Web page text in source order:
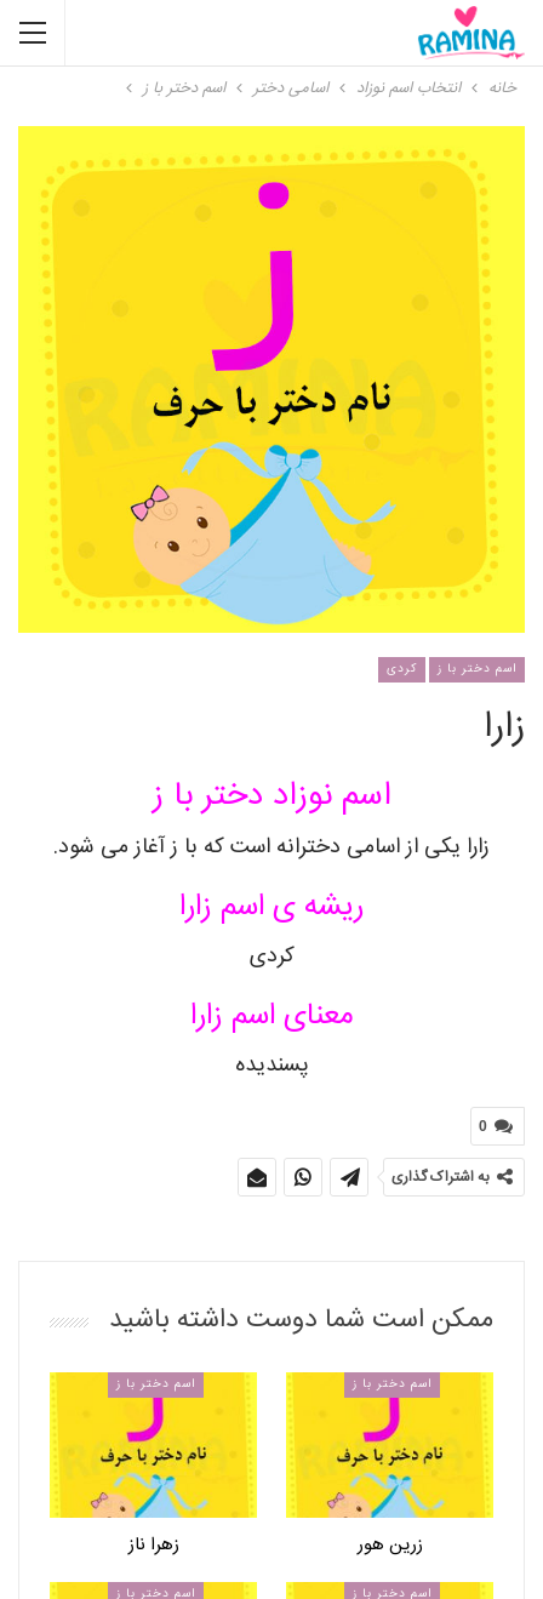
خانه انتخاب اسم نوزاد اسامی دختر اسم دختر با ز
اسم دختر با ز کردی
زارا
اسم نوزاد دختر با ز
زارا یکی از اسامی دخترانه است که با ز آغاز می شود.
ریشه ی اسم زارا
کردی
معنای اسم زارا
پسندیده
0
به اشتراک گذاری
ممکن است شما دوست داشته باشید
اسم دختر با ز
زرین هور
اسم دختر با ز
زهرا ناز
اسم دختر با ز اسم دختر با ز